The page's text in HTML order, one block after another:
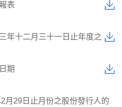
表
年十二月三十一日止年度之
期
月29日止月份之股份發行人的